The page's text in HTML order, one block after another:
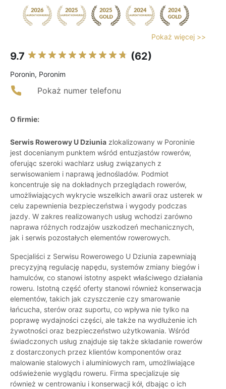
Pokaż więcej >>
9.7 (62)
Poronin, Poronim
Pokaż numer telefonu
O firmie:
Serwis Rowerowy U Dziunia zlokalizowany w Poroninie
jest docenianym punktem wśród entuzjastów rowerów,
oferując szeroki wachlarz usług związanych z
serwisowaniem i naprawą jednośladów. Podmiot
koncentruje się na dokładnych przeglądach rowerów,
umożliwiających wykrycie wszelkich awarii oraz usterek w
celu zapewnienia bezpieczeństwa i wygody podczas
jazdy. W zakres realizowanych usług wchodzi zarówno
naprawa różnych rodzajów uszkodzeń mechanicznych,
jak i serwis pozostałych elementów rowerowych.
Specjaliści z Serwisu Rowerowego U Dziunia zapewniają
precyzyjną regulację napędu, systemów zmiany biegów i
hamulców, co stanowi istotny aspekt właściwego działania
roweru. Istotną część oferty stanowi również konserwacja
elementów, takich jak czyszczenie czy smarowanie
łańcucha, sterów oraz suportu, co wpływa nie tylko na
poprawę wydajności części, ale także na wydłużenie ich
żywotności oraz bezpieczeństwo użytkowania. Wśród
świadczonych usług znajduje się także składanie rowerów
z dostarczonych przez klientów komponentów oraz
malowanie stalowych i aluminiowych ram, umożliwiające
odświeżenie wyglądu roweru. Firma specjalizuje się
również w centrowaniu i konserwacji kół, dbając o ich